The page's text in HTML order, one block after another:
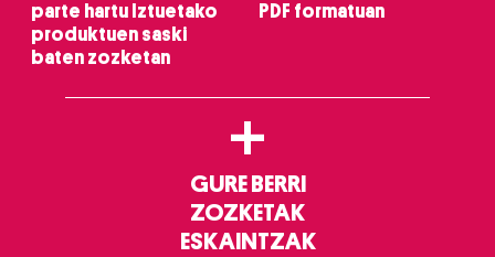
parte hartu Iztuetako
produktuen saski
baten zozketan
PDF formatuan
+
GURE BERRI
ZOZKETAK
ESKAINTZAK